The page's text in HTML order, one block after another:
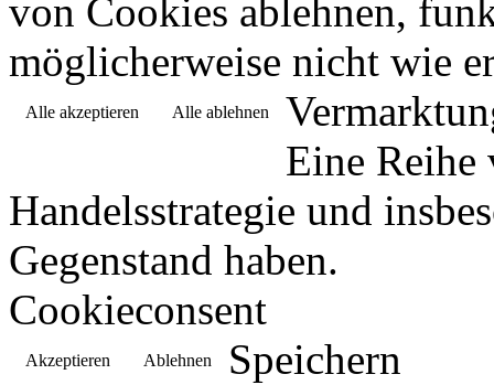
von Cookies ablehnen,
möglicherweise nicht wie
Alle akzeptieren Alle ablehnen
Eine Reihe
Handelsstrategie und
Gegenstand haben.
Cookieconsent
Akzeptieren Ablehnen Speichern